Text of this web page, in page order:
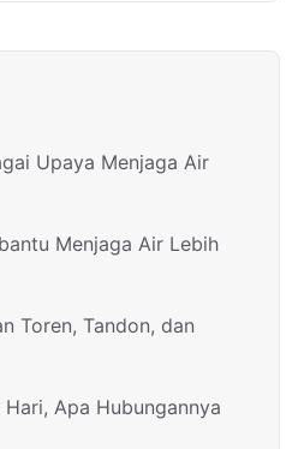
Upaya Menjaga Air
Menjaga Air Lebih
Toren, Tandon, dan
Apa Hubungannya